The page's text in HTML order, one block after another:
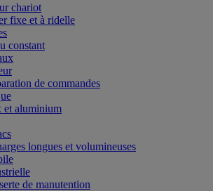
chariot
fixe et à ridelle
constant
de commandes
et aluminium
longues et volumineuses
de manutention